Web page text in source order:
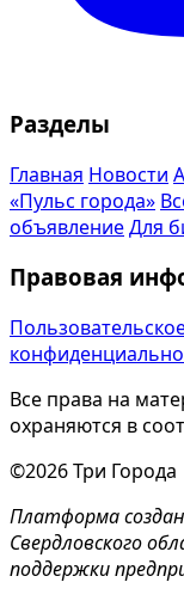
Разделы
Главная Новости
«Пульс города»
объявлениеДля
Правовая
Все права на
охраняются в
©2026 Три Города
Платформа
Свердловского
поддержки